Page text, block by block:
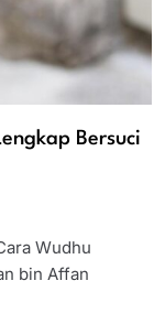
Bersuci
Wudhu